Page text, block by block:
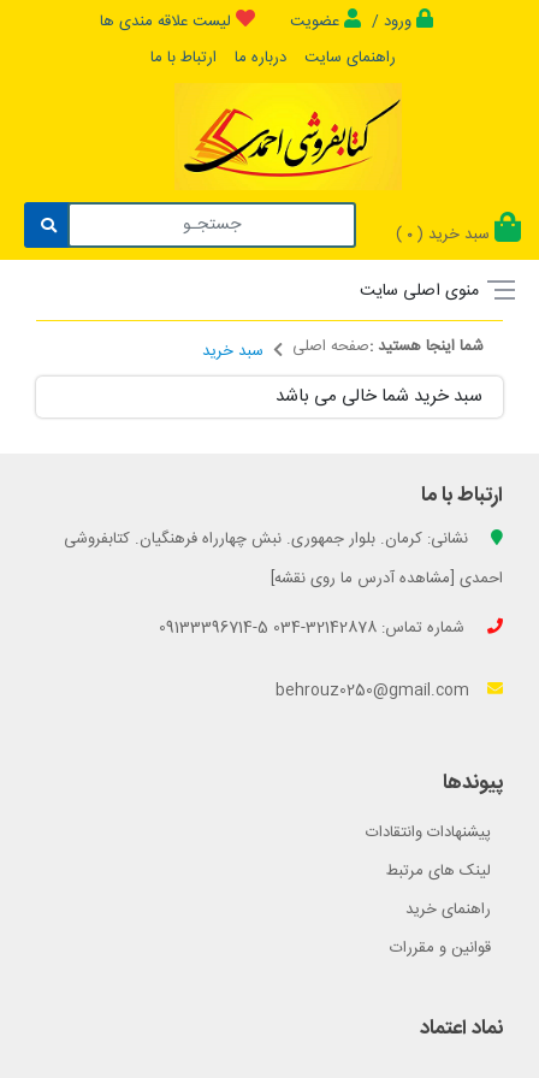
ورود / عضویت
لیست علاقه مندی ها
راهنمای سایت
درباره ما ارتباط با ما
سبد خرید ( 0
)
منوی اصلی سایت
شما اینجا هستید :صفحه اصلی سبد خرید
سبد خرید شما خالی می باشد
ارتباط با ما
نشانی: کرمان. بلوار جمهوری. نبش چهارراه فرهنگیان. کتابفروشی
احمدی [مشاهده آدرس ما روی نقشه]
شماره تماس: 32142878-034 5-09133396714
behrouz0250@gmail.com
پیوندها
پیشنهادات وانتقادات
لینک های مرتبط
راهنمای خرید
قوانین و مقررات
نماد اعتماد